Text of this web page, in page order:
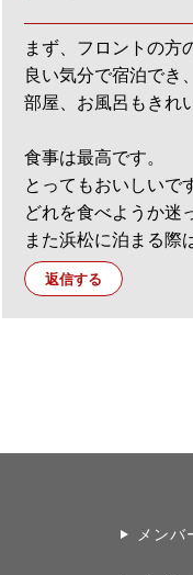
まず、フロントの方
良い気分で宿泊でき
部屋、お風呂もきれ
食事は最高です。
とってもおいしいで
どれを食べようか迷
また浜松に泊まる際
返信する
メンバ